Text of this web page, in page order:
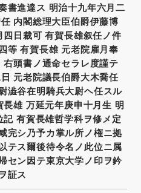
書進達ス 明治十九年六月二
内閣総理大臣伯爵伊藤博
日裁可 有賀長雄叙任ノ件
等 有賀長雄 元老院雇月奉
頭書ノ通命セラレ度謹テ
元老院議長伯爵大木喬任
澁谷在明騎兵大尉ヘ任スル
雄 万延元年庚申十月生 明
有賀長雄哲学科ヲ修メ定
完シ乃予カ掌ル所ノ権ニ拠
テス爾後待令名ノ此位ニ属
セン因テ東京大学ノ印ヲ鈐
証ス